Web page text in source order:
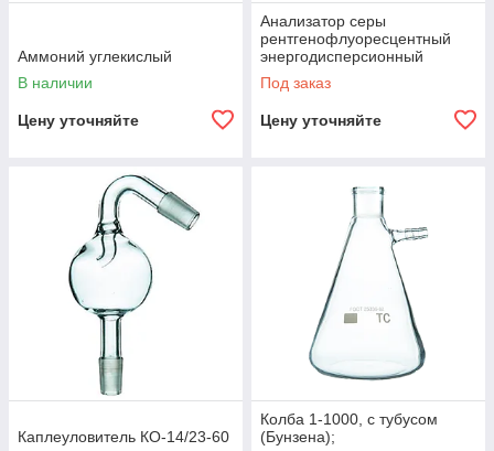
Аммоний углекислый
В наличии
Цену уточняйте
Анализатор серы
рентгенофлуоресцентный
энергодисперсионный
ЭКРОС-7700
Под заказ
Цену уточняйте
Каплеуловитель КО-14/23-60
Колба 1-1000, с тубусом
(Бунзена);